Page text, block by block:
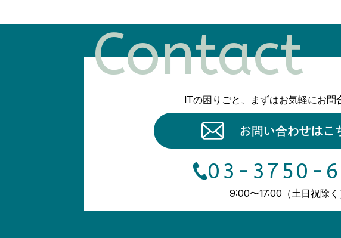
Contact
ITの困りごと、まずはお気軽にお問
お問い合わせはこ
03-3750-
9:00〜17:00（土日祝除く